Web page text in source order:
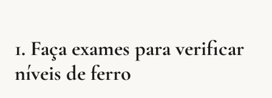
1. Faça exames para verificar
níveis de ferro